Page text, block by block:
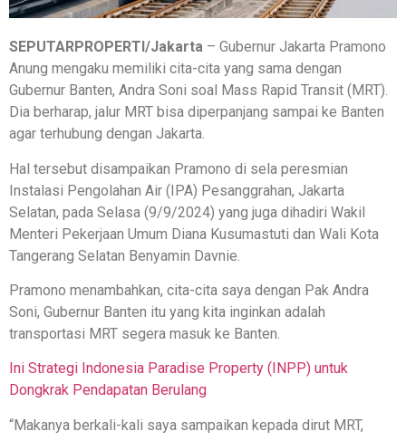
SEPUTARPROPERTI/Jakarta – Gubernur Jakarta Pramono
Anung mengaku memiliki cita-cita yang sama dengan
Gubernur Banten, Andra Soni soal Mass Rapid Transit (MRT).
Dia berharap, jalur MRT bisa diperpanjang sampai ke Banten
agar terhubung dengan Jakarta.
Hal tersebut disampaikan Pramono di sela peresmian
Instalasi Pengolahan Air (IPA) Pesanggrahan, Jakarta
Selatan, pada Selasa (9/9/2024) yang juga dihadiri Wakil
Menteri Pekerjaan Umum Diana Kusumastuti dan Wali Kota
Tangerang Selatan Benyamin Davnie.
Pramono menambahkan, cita-cita saya dengan Pak Andra
Soni, Gubernur Banten itu yang kita inginkan adalah
transportasi MRT segera masuk ke Banten.
Ini Strategi Indonesia Paradise Property (INPP) untuk
Dongkrak Pendapatan Berulang
“Makanya berkali-kali saya sampaikan kepada dirut MRT,